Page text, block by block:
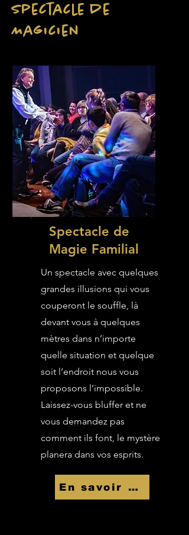
Spectacle de
Magicien
Spectacle de
Magie Familial
Un spectacle avec quelques
grandes illusions qui vous
couperont le souffle, là
devant vous à quelques
mètres dans n’importe
quelle situation et quelque
soit l’endroit nous vous
proposons l’impossible.
Laissez-vous bluffer et ne
vous demandez pas
comment ils font, le mystère
planera dans vos esprits.
En savoir Plus